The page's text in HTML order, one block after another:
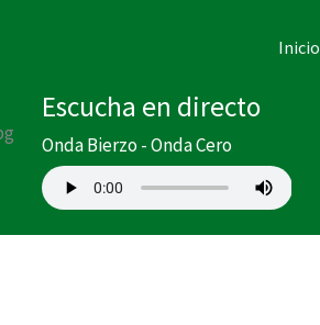
Inicio
Escucha en directo
Onda Bierzo - Onda Cero